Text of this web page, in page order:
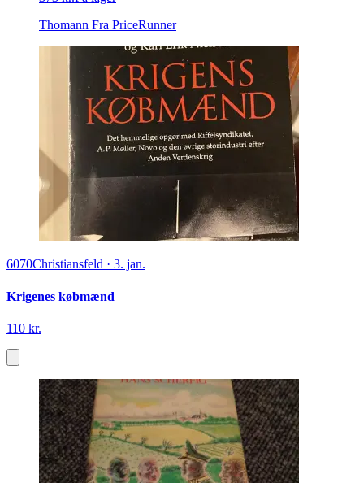
Thomann Fra PriceRunner
6070Christiansfeld · 3. jan.
Krigenes købmænd
110 kr.